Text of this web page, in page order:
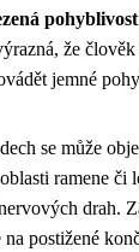
že
jemné
se může
ramene či
drah.
postižené